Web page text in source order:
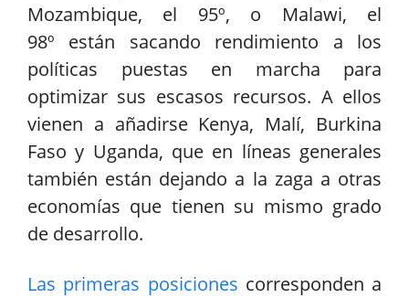
Mozambique, el 95º, o Malawi, el
98º están sacando rendimiento a los
políticas puestas en marcha para
optimizar sus escasos recursos. A ellos
vienen a añadirse Kenya, Malí, Burkina
Faso y Uganda, que en líneas generales
también están dejando a la zaga a otras
economías que tienen su mismo grado
de desarrollo.
Las primeras posiciones corresponden a